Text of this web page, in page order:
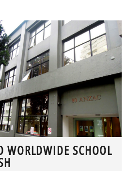
WORLDWIDE SCHOOL